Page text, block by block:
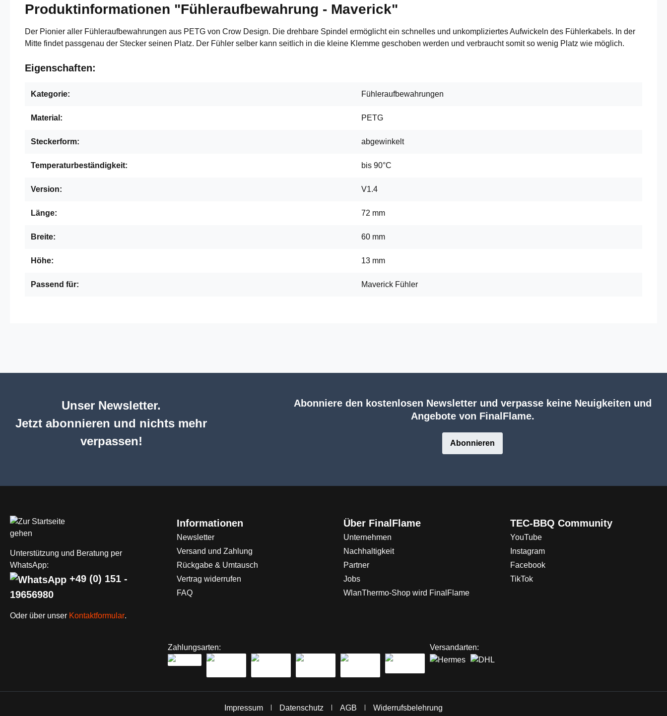
Produktinformationen "Fühleraufbewahrung - Maverick"
Der Pionier aller Fühleraufbewahrungen aus PETG von Crow Design. Die drehbare Spindel ermöglicht ein schnelles und unkompliziertes Aufwickeln des Fühlerkabels. In der
Mitte findet passgenau der Stecker seinen Platz. Der Fühler selber kann seitlich in die kleine Klemme geschoben werden und verbraucht somit so wenig Platz wie möglich.
Eigenschaften:
Kategorie: Fühleraufbewahrungen
Material: PETG
Steckerform: abgewinkelt
Temperaturbeständigkeit: bis 90°C
Version: V1.4
Länge: 72 mm
Breite: 60 mm
Höhe: 13 mm
Passend für: Maverick Fühler
Unser Newsletter.
Jetzt abonnieren und nichts mehr
verpassen!
Abonniere den kostenlosen Newsletter und verpasse keine Neuigkeiten und
Angebote von FinalFlame.
Abonnieren
Unterstützung und Beratung per
WhatsApp:
+49 (0) 151 -
19656980
Oder über unser Kontaktformular.
Informationen
Newsletter
Versand und Zahlung
Rückgabe & Umtausch
Vertrag widerrufen
FAQ
Über FinalFlame
Unternehmen
Nachhaltigkeit
Partner
Jobs
WlanThermo-Shop wird FinalFlame
TEC-BBQ Community
YouTube
Instagram
Facebook
TikTok
Zahlungsarten: Versandarten:
Impressum Datenschutz AGB Widerrufsbelehrung